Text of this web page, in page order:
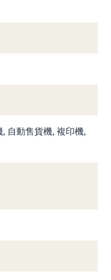
自動售貨機, 複印機,